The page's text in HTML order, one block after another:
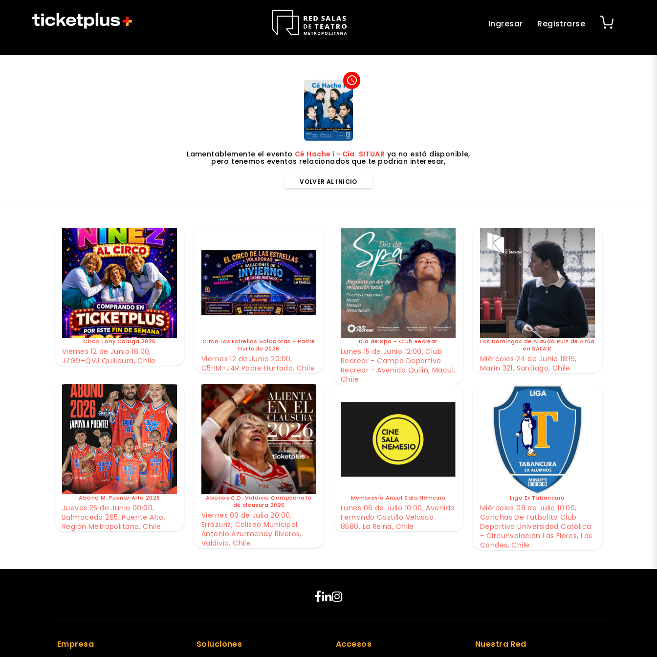
Ingresar Registrarse
access_time
Lamentablemente el evento Cé Hache í - Cía. SITUAR ya no está disponible,
pero tenemos eventos relacionados que te podrian interesar,
VOLVER AL INICIO
Circo Tony Caluga 2026
Viernes 12 de Junio 18:00,
J7G9+QVJ Quilicura, Chile
Circo Las Estrellas Voladoras - Padre
Hurtado 2026
Viernes 12 de Junio 20:00,
C5HM+J4R Padre Hurtado, Chile
Dia de Spa - Club Recrear
Lunes 15 de Junio 12:00, Club
Recrear - Campo Deportivo
Recrear - Avenida Quilin, Macul,
Chile
Los Domingos de Alauda Ruiz de Azúa
en SALA K
Miércoles 24 de Junio 18:15,
Marín 321, Santiago, Chile
Abono M. Puente Alto 2026
Jueves 25 de Junio 00:00,
Balmaceda 265, Puente Alto,
Región Metropolitana, Chile
Abonos C.D. Valdivia Campeonato
de clausura 2026
Viernes 03 de Julio 20:00,
Errázuriz, Coliseo Municipal
Antonio Azurmendy Riveros,
Valdivia, Chile
Membresía Anual Sala Nemesio
Lunes 06 de Julio 10:00, Avenida
Fernando Castillo Velasco
8580, La Reina, Chile
Liga Ex Tabancura
Miércoles 08 de Julio 10:00,
Canchas De Futbolito Club
Deportivo Universidad Católica
- Circunvalación Las Flores, Las
Condes, Chile
Empresa Soluciones Accesos Nuestra Red